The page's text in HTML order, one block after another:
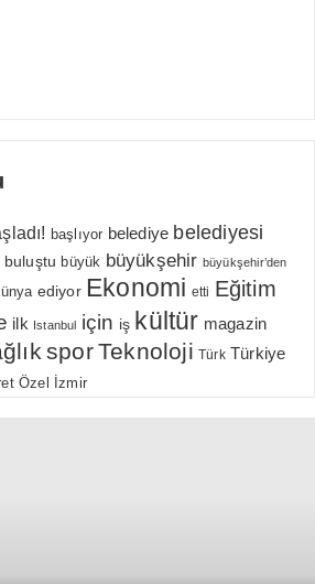
başlıyor belediye belediyesi
buluştu büyük büyükşehir büyükşehir’den
ediyor Ekonomi etti Eğitim
ilk Istanbul için iş kültür magazin
sporTeknoloji Türk Türkiye
Özel İzmir